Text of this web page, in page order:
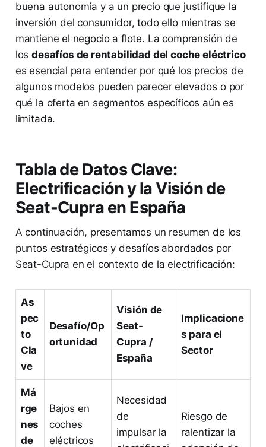
buena autonomía y a un precio que justifique la
inversión del consumidor, todo ello mientras se
mantiene el negocio a flote. La comprensión de
losdesafíos de rentabilidad del coche eléctrico
es esencial para entender por qué los precios de
algunos modelos pueden parecer elevados o por
qué la oferta en segmentos específicos aún es
limitada.
Tabla de Datos Clave:
Electrificación y la Visión de
Seat-Cupra en España
A continuación, presentamos un resumen de los
puntos estratégicos y desafíos abordados por
Seat-Cupra en el contexto de la electrificación:
As
pec
to
Cla
ve
Desafío/Op
ortunidad
Visión de
Seat-
Cupra /
España
Implicacione
s para el
Sector
Má
rge
nes
de
Bajos en
coches
eléctricos
Necesidad
de
impulsar la
Riesgo de
ralentizar la